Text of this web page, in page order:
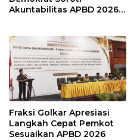
Akuntabilitas APBD 2026
Modal
Fraksi Golkar Apresiasi
Langkah Cepat Pemkot
Sesuaikan APBD 2026